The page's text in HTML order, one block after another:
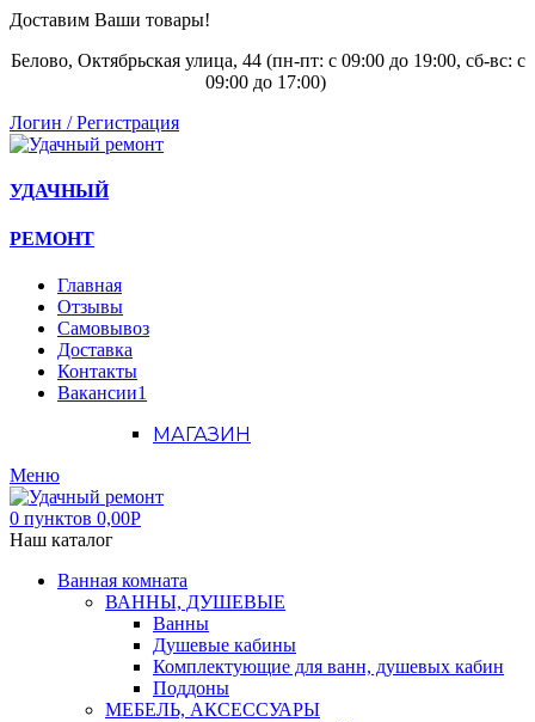
Доставим Ваши товары!
Белово, Октябрьская улица, 44 (пн-пт: с 09:00 до 19:00, сб-вс: с
09:00 до 17:00)
Логин / Регистрация
УДАЧНЫЙ
РЕМОНТ
Главная
Отзывы
Самовывоз
Доставка
Контакты
Вакансии1
МАГАЗИН
Меню
0 пунктов 0,00Р
Наш каталог
Ванная комната
ВАННЫ, ДУШЕВЫЕ
Ванны
Душевые кабины
Комплектующие для ванн, душевых кабин
Поддоны
МЕБЕЛЬ, АКСЕССУАРЫ